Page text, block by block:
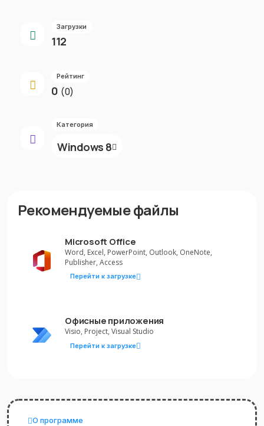
Загрузки
112
Рейтинг
0 (0)
Категория
Windows 8
Рекомендуемые файлы
Microsoft Office
Word, Excel, PowerPoint, Outlook, OneNote,
Publisher, Access
Перейти к загрузке
Офисные приложения
Visio, Project, Visual Studio
Перейти к загрузке
О программе